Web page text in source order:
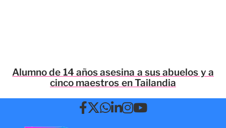
Alumno de 14 años asesina a sus abuelos y a
cinco maestros en Tailandia